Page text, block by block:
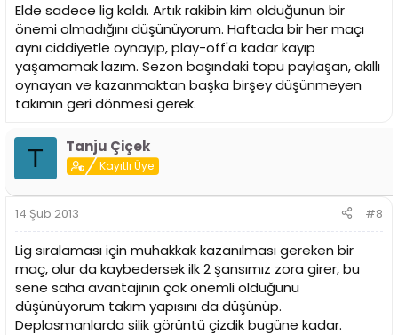
Elde sadece lig kaldı. Artık rakibin kim olduğunun bir
önemi olmadığını düşünüyorum. Haftada bir her maçı
aynı ciddiyetle oynayıp, play-off'a kadar kayıp
yaşamamak lazım. Sezon başındaki topu paylaşan, akıllı
oynayan ve kazanmaktan başka birşey düşünmeyen
takımın geri dönmesi gerek.
T Tanju Çiçek
Kayıtlı Üye
14 Şub 2013 #8
Lig sıralaması için muhakkak kazanılması gereken bir
maç, olur da kaybedersek ilk 2 şansımız zora girer, bu
sene saha avantajının çok önemli olduğunu
düşünüyorum takım yapısını da düşünüp.
Deplasmanlarda silik görüntü çizdik bugüne kadar.